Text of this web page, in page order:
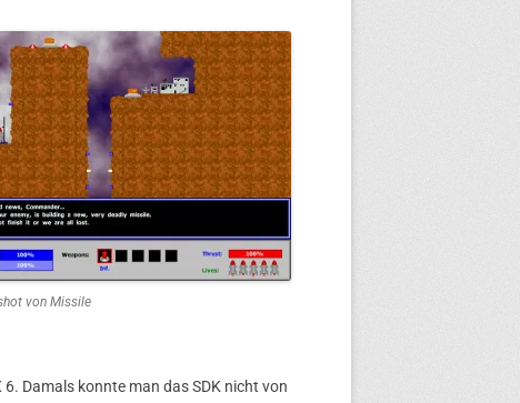
von Missile
Damals konnte man das SDK nicht von